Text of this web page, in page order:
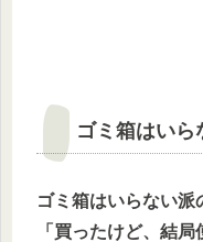
ゴミ箱はいら
ゴミ箱はいらない派
「買ったけど、結